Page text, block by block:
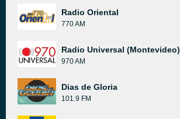
Radio Oriental
770 AM
Radio Universal (Montevideo)
970 AM
Dias de Gloria
101.9 FM